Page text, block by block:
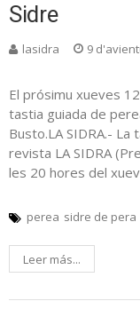
Sidre
lasidra 9
El prósimu xueves
tastia guiada de
Busto.LA SIDRA.-
revista LA SIDRA
les 20 hores del
perea sidre de pera
Leer más...